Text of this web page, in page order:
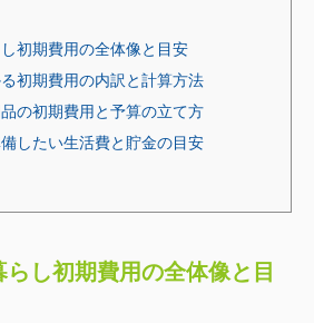
初期費用の全体像と目安
初期費用の内訳と計算方法
の初期費用と予算の立て方
したい生活費と貯金の目安
し初期費用の全体像と目